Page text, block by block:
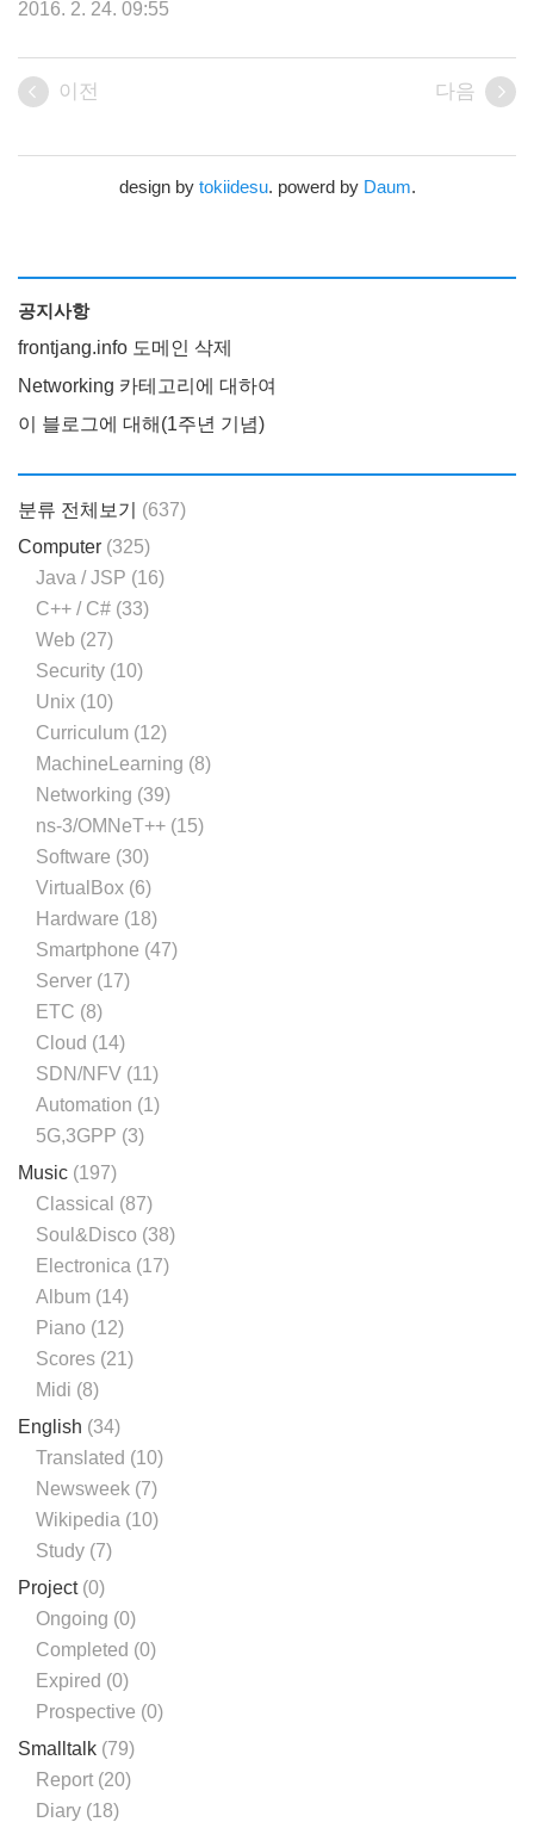
2016. 2. 24. 09:55
이전 다음
design by tokiidesu. powerd by Daum.
공지사항
frontjang.info 도메인 삭제
Networking 카테고리에 대하여
이 블로그에 대해(1주년 기념)
분류 전체보기 (637)
Computer (325)
Java / JSP (16)
C++ / C# (33)
Web (27)
Security (10)
Unix (10)
Curriculum (12)
MachineLearning (8)
Networking (39)
ns-3/OMNeT++ (15)
Software (30)
VirtualBox (6)
Hardware (18)
Smartphone (47)
Server (17)
ETC (8)
Cloud (14)
SDN/NFV (11)
Automation (1)
5G,3GPP (3)
Music (197)
Classical (87)
Soul&Disco (38)
Electronica (17)
Album (14)
Piano (12)
Scores (21)
Midi (8)
English (34)
Translated (10)
Newsweek (7)
Wikipedia (10)
Study (7)
Project (0)
Ongoing (0)
Completed (0)
Expired (0)
Prospective (0)
Smalltalk (79)
Report (20)
Diary (18)